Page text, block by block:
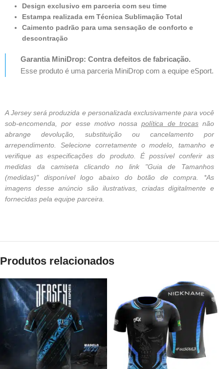
Design exclusivo em parceria com seu time
Estampa realizada em Técnica Sublimação Total
Caimento padrão para uma sensação de conforto e
descontração
Garantia MiniDrop: Contra defeitos de fabricação.
Esse produto é uma parceria MiniDrop com a equipe eSport.
A Jersey será produzida e personalizada exclusivamente para você
sob-encomenda, por esse motivo nossapolítica de trocasnão
abrange devolução, substituição ou cancelamento por
arrependimento. Selecione corretamente o modelo, tamanho e
verifique as especificações do produto. É possível conferir as
medidas da camiseta clicando no link "Guia de Tamanhos
(medidas)" disponível logo abaixo do botão de compra. *As
imagens desse anúncio são ilustrativas, criadas digitalmente e
fornecidas pela equipe parceira.
Produtos relacionados